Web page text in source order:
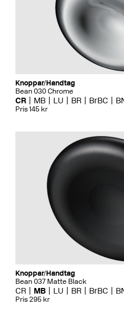
Knoppar/Handtag
Bean 030 Chrome
CR MB LU BR BrBC
Pris 145 kr
Knoppar/Handtag
Bean 037 Matte Black
CR MB LU BR BrBC
Pris 295 kr